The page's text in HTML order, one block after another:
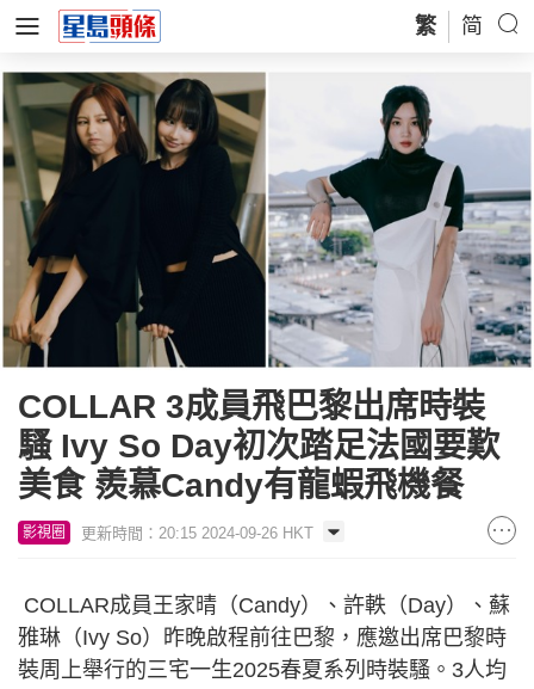
繁 简
COLLAR 3成員飛巴黎出席時裝
騷 Ivy So Day初次踏足法國要歎
美食 羨慕Candy有龍蝦飛機餐
影視圈 更新時間：20:15 2024-09-26 HKT
COLLAR成員王家晴（Candy）、許軼（Day）、蘇
雅琳（Ivy So）昨晚啟程前往巴黎，應邀出席巴黎時
裝周上舉行的三宅一生2025春夏系列時裝騷。3人均